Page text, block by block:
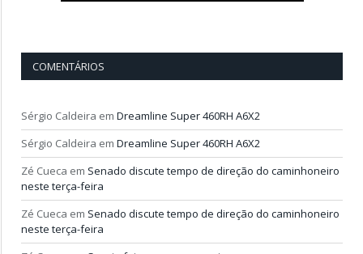
COMENTÁRIOS
Sérgio Caldeira em Dreamline Super 460RH A6X2
Sérgio Caldeira em Dreamline Super 460RH A6X2
Zé Cueca em Senado discute tempo de direção do caminhoneiro
neste terça-feira
Zé Cueca em Senado discute tempo de direção do caminhoneiro
neste terça-feira